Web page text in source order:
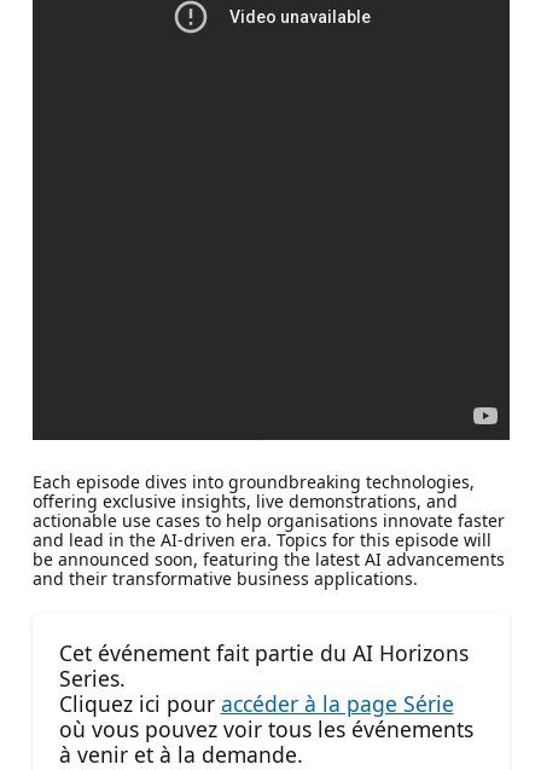
Each episode dives into groundbreaking technologies,
offering exclusive insights, live demonstrations, and
actionable use cases to help organisations innovate faster
and lead in the AI-driven era. Topics for this episode will
be announced soon, featuring the latest AI advancements
and their transformative business applications.
Cet événement fait partie du AI Horizons
Series.
Cliquez ici pour accéder à la page Série
où vous pouvez voir tous les événements
à venir et à la demande.